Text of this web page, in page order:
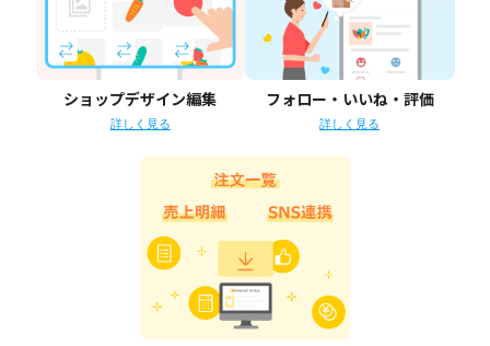
ショップデザイン編集
詳しく見る
フォロー・いいね・評価
詳しく見る